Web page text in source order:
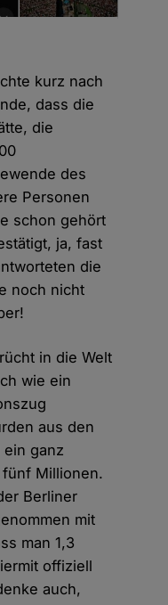
kurz nach
dass die
die
des
Personen
schon gehört
ja, fast
die
noch nicht
in die Welt
wie ein
aus den
ganz
Millionen.
Berliner
mit
man 1,3
offiziell
auch,